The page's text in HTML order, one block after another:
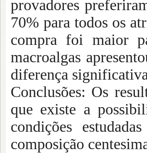
provadores
70% para todos os
compra foi maior
macroalgas
diferença
Conclusões: Os
que existe a
condições
composição